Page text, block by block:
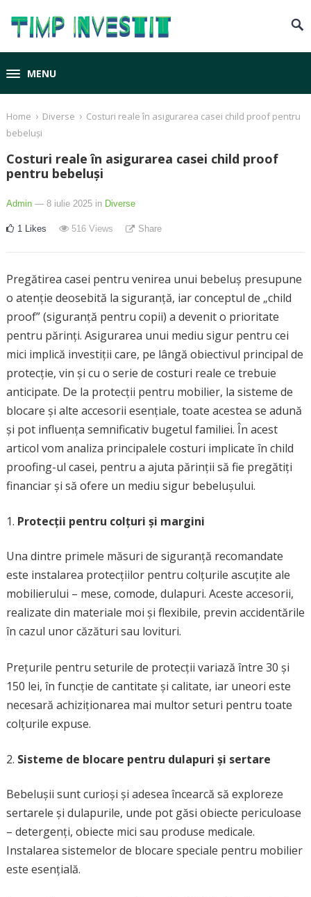
MENU
Home › Diverse › Costuri reale în asigurarea casei child proof pentru
bebeluși
Costuri reale în asigurarea casei child proof
pentru bebeluși
Admin — 8 iulie 2025 in Diverse
1 Likes 516Views Share
Pregătirea casei pentru venirea unui bebeluș presupune
o atenție deosebită la siguranță, iar conceptul de „child
proof” (siguranță pentru copii) a devenit o prioritate
pentru părinți. Asigurarea unui mediu sigur pentru cei
mici implică investiții care, pe lângă obiectivul principal de
protecție, vin și cu o serie de costuri reale ce trebuie
anticipate. De la protecții pentru mobilier, la sisteme de
blocare și alte accesorii esențiale, toate acestea se adună
și pot influența semnificativ bugetul familiei. În acest
articol vom analiza principalele costuri implicate în child
proofing-ul casei, pentru a ajuta părinții să fie pregătiți
financiar și să ofere un mediu sigur bebelușului.
Protecții pentru colțuri și margini
Una dintre primele măsuri de siguranță recomandate
este instalarea protecțiilor pentru colțurile ascuțite ale
mobilierului – mese, comode, dulapuri. Aceste accesorii,
realizate din materiale moi și flexibile, previn accidentările
în cazul unor căzături sau lovituri.
Prețurile pentru seturile de protecții variază între 30 și
150 lei, în funcție de cantitate și calitate, iar uneori este
necesară achiziționarea mai multor seturi pentru toate
colțurile expuse.
Sisteme de blocare pentru dulapuri și sertare
Bebelușii sunt curioși și adesea încearcă să exploreze
sertarele și dulapurile, unde pot găsi obiecte periculoase
– detergenți, obiecte mici sau produse medicale.
Instalarea sistemelor de blocare speciale pentru mobilier
este esențială.